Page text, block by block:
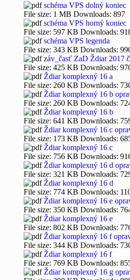
schéma VPS dolný koniec
File size: 1 MB Downloads: 897
schéma VPS horný koniec
File size: 597 KB Downloads:
schéma VPS legenda
File size: 343 KB Downloads:
záv_časť ZaD Ždiar 2017
File size: 425 KB Downloads:
Ždiar komplexný 16 a
File size: 260 KB Downloads:
Ždiar komplexný 16 b
File size: 260 KB Downloads:
Ždiar komplexný 16 b
File size: 641 KB Downloads:
Ždiar komplexný 16 c
File size: 173 KB Downloads:
Ždiar komplexný 16 c
File size: 756 KB Downloads:
Ždiar komplexný 16 d
File size: 321 KB Downloads:
Ždiar komplexný 16 d
File size: 774 KB Downloads:
Ždiar komplexný 16 e
File size: 350 KB Downloads:
Ždiar komplexný 16 e
File size: 802 KB Downloads:
Ždiar komplexný 16 f
File size: 344 KB Downloads:
Ždiar komplexný 16 f
File size: 769 KB Downloads:
Ždiar komplexný 16 g